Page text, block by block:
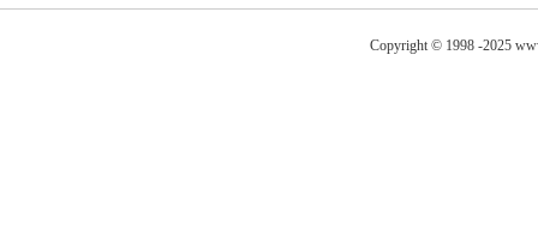
Copyright © 1998 -2025